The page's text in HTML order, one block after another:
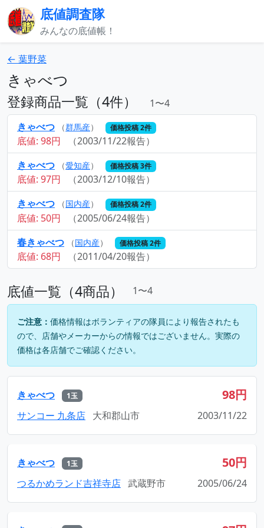
底値調査隊
みんなの底値帳！
← 葉野菜
きゃべつ
登録商品一覧（4件）
1〜4
きゃべつ
（群馬産） 価格投稿 2件
底値: 98円
（2003/11/22報告）
きゃべつ
（愛知産） 価格投稿 3件
底値: 97円
（2003/12/10報告）
きゃべつ
（国内産） 価格投稿 2件
底値: 50円
（2005/06/24報告）
春きゃべつ
（国内産） 価格投稿 2件
底値: 68円 （2011/04/20報告）
底値一覧（4商品） 1〜4
ご注意： 価格情報はボランティアの隊員により報告されたも
ので、店舗やメーカーからの情報ではございません。実際の
価格は各店舗でご確認ください。
きゃべつ 1玉 98円
サンコー 九条店 大和郡山市 2003/11/22
きゃべつ 1玉 50円
つるかめランド吉祥寺店 武蔵野市 2005/06/24